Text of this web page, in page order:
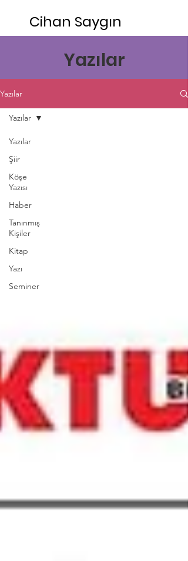
Cihan Saygın
Yazılar
Yazılar
Yazılar
Şiir
Köşe
Yazısı
Haber
Tanınmış
Kişiler
Kitap
Yazı
Seminer
Yazılar